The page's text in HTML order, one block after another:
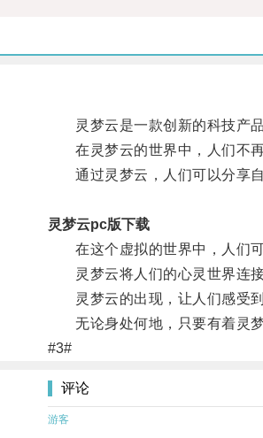
灵梦云是一款创新的科技产品
在灵梦云的世界中，人们不再
通过灵梦云，人们可以分享自
灵梦云pc版下载
在这个虚拟的世界中，人们可
灵梦云将人们的心灵世界连接
灵梦云的出现，让人们感受到
无论身处何地，只要有着灵梦
#3#
评论
游客